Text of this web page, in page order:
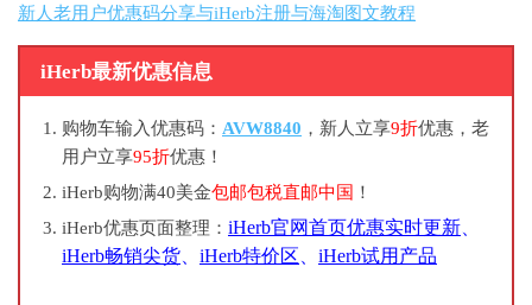
新人老用户优惠码分享与iHerb注册与海淘图文教程
iHerb最新优惠信息
购物车输入优惠码： AVW8840 ，新人立享9折优惠，老
用户立享95折优惠！
iHerb购物满40美金包邮包税直邮中国 ！
iHerb优惠页面整理： iHerb官网首页优惠实时更新
iHerb畅销尖货
iHerb特价区 iHerb试用产品